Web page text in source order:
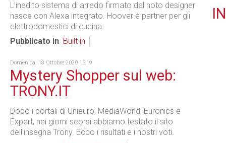
L’inedito sistema di arredo firmato dal noto designer
nasce con Alexa integrato. Hoover è partner per gli
elettrodomestici di cucina.
Pubblicato in Built in
Domenica, 18 Ottobre 2020 15:19
Mystery Shopper sul web:
TRONY.IT
Dopo i portali di Unieuro, MediaWorld, Euronics e
Expert, nei giorni scorsi abbiamo testato il sito
dell'insegna Trony. Ecco i risultati e i nostri voti.
IN